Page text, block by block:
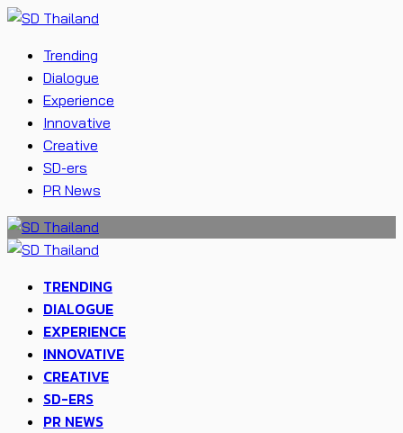
Trending
Dialogue
Experience
Innovative
Creative
SD-ers
PR News
TRENDING
DIALOGUE
EXPERIENCE
INNOVATIVE
CREATIVE
SD-ERS
PR NEWS